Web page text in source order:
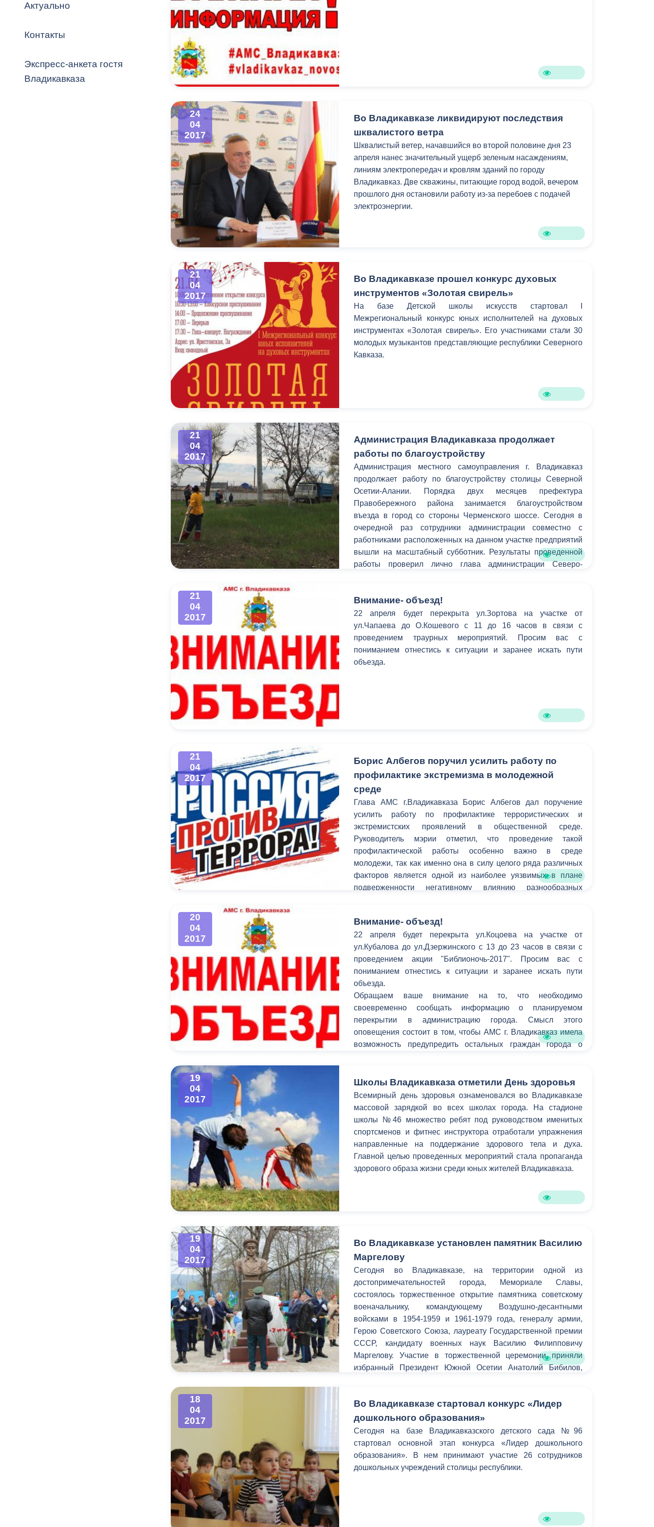
Владикавказ
Распоряжения, постановления Кадровая политика
ОРВ и экспертиза НПА
Оценка деятельности органов
местного самоуправления
Списки граждан, состоящих на
учете в качестве нуждающихся в
Открытые данные
Общественное обсуждение
документов стратегического
планирования
чрезвычайных ситуациях
Незаконное строительство
Информация о результатах
проверок
Порядок обжалования решений и
действий органов местного
самоуправления
Информация финансового
Муниципальный контроль Выборы 2026
Актуально
Контакты
Экспресс-анкета гостя
Владикавказа
24
04
2017
Во Владикавказе ликвидируют последствия
шквалистого ветра
Шквалистый ветер, начавшийся во второй половине дня 23
апреля нанес значительный ущерб зеленым насаждениям,
линиям электропередач и кровлям зданий по городу
Владикавказ. Две скважины, питающие город водой, вечером
прошлого дня остановили работу из-за перебоев с подачей
электроэнергии.
21
04
2017
Во Владикавказе прошел конкурс духовых
инструментов «Золотая свирель»
На базе Детской школы искусств стартовал I
Межрегиональный конкурс юных исполнителей на духовых
инструментах «Золотая свирель». Его участниками стали 30
молодых музыкантов представляющие республики Северного
Кавказа.
21
04
2017
Администрация Владикавказа продолжает
работы по благоустройству
Администрация местного самоуправления г. Владикавказ
продолжает работу по благоустройству столицы Северной
Осетии-Алании. Порядка двух месяцев префектура
Правобережного района занимается благоустройством
въезда в город со стороны Черменского шоссе. Сегодня в
очередной раз сотрудники администрации совместно с
работниками расположенных на данном участке предприятий
вышли на масштабный субботник. Результаты проведенной
работы проверил лично глава администрации Северо-
21
04
2017
Внимание- объезд!
22 апреля будет перекрыта ул.Зортова на участке от
ул.Чапаева до О.Кошевого с 11 до 16 часов в связи с
проведением траурных мероприятий. Просим вас с
пониманием отнестись к ситуации и заранее искать пути
объезда.
21
04
2017
Борис Албегов поручил усилить работу по
профилактике экстремизма в молодежной
среде
Глава АМС г.Владикавказа Борис Албегов дал поручение
усилить работу по профилактике террористических и
экстремистских проявлений в общественной среде.
Руководитель мэрии отметил, что проведение такой
профилактической работы особенно важно в среде
молодежи, так как именно она в силу целого ряда различных
факторов является одной из наиболее уязвимых в плане
подверженности негативному влиянию разнообразных
20
04
2017
Внимание- объезд!
22 апреля будет перекрыта ул.Коцоева на участке от
ул.Кубалова до ул.Дзержинского с 13 до 23 часов в связи с
проведением акции "Библионочь-2017". Просим вас с
пониманием отнестись к ситуации и заранее искать пути
объезда.
Обращаем ваше внимание на то, что необходимо
своевременно сообщать информацию о планируемом
перекрытии в администрацию города. Смысл этого
оповещения состоит в том, чтобы АМС г. Владикавказ имела
возможность предупредить остальных граждан города о
19
04
2017
Школы Владикавказа отметили День здоровья
Всемирный день здоровья ознаменовался во Владикавказе
массовой зарядкой во всех школах города. На стадионе
школы №46 множество ребят под руководством именитых
спортсменов и фитнес инструктора отработали упражнения
направленные на поддержание здорового тела и духа.
Главной целью проведенных мероприятий стала пропаганда
здорового образа жизни среди юных жителей Владикавказа.
19
04
2017
Во Владикавказе установлен памятник Василию
Маргелову
Сегодня во Владикавказе, на территории одной из
достопримечательностей города, Мемориале Славы,
состоялось торжественное открытие памятника советскому
военачальнику, командующему Воздушно-десантными
войсками в 1954-1959 и 1961-1979 года, генералу армии,
Герою Советского Союза, лауреату Государственной премии
СССР, кандидату военных наук Василию Филипповичу
Маргелову. Участие в торжественной церемонии приняли
избранный Президент Южной Осетии Анатолий Бибилов,
генерал-майор Евгений Никифоров, сын Героя, генерал-
полковник в отставке, разведчик Виталий Маргелов, советский
и российский военачальник, генерал-полковник в
отставке Александр Чиндаров, автор проекта «Аллея
Российской Славы», советник Российского военно-
исторического общества Михаил Сердюков, представители
18
04
2017
Во Владикавказе стартовал конкурс «Лидер
дошкольного образования»
Сегодня на базе Владикавказского детского сада №96
стартовал основной этап конкурса «Лидер дошкольного
образования». В нем принимают участие 26 сотрудников
дошкольных учреждений столицы республики.